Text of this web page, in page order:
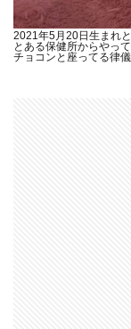
2021年5月20日生まれ
とある保健所からやっ
チョコンと座ってる律儀